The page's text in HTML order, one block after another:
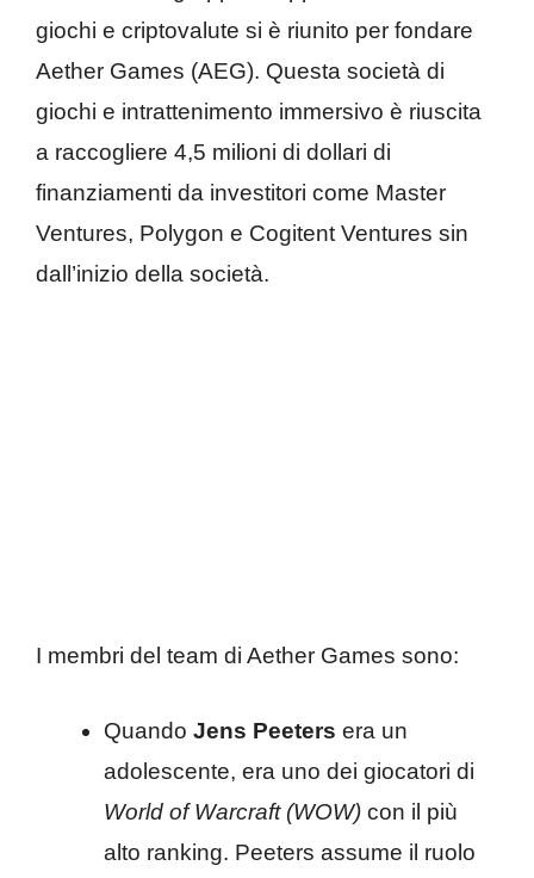
giochi e criptovalute si è riunito per fondare
Aether Games (AEG). Questa società di
giochi e intrattenimento immersivo è riuscita
a raccogliere 4,5 milioni di dollari di
finanziamenti da investitori come Master
Ventures, Polygon e Cogitent Ventures sin
dall’inizio della società.
I membri del team di Aether Games sono:
Quando Jens Peeters era un
adolescente, era uno dei giocatori di
World of Warcraft (WOW) con il più
alto ranking. Peeters assume il ruolo